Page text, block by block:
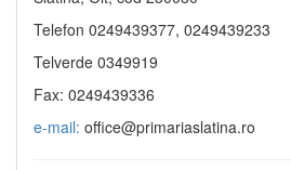
Telefon 0249439377, 0249439233
Telverde 0349919
Fax: 0249439336
e-mail: office@primariaslatina.ro